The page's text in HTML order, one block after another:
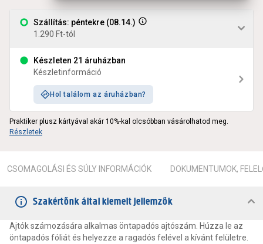
Szállítás: péntekre (08.14.)
1.290 Ft-tól
Készleten 21 áruházban
Készletinformáció
Hol találom az áruházban?
Praktiker plusz kártyával akár 10%-kal olcsóbban vásárolhatod meg.
Részletek
CSOMAGOLÁSI ÉS SÚLY INFORMÁCIÓK DOKUMENTUMOK,
Szakértőnk által kiemelt jellemzők
Ajtók számozására alkalmas öntapadós ajtószám. Húzza le az
öntapadós fóliát és helyezze a ragadós felével a kívánt felületre.